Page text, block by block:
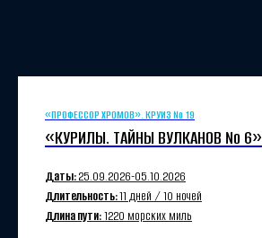
«ПРОФЕССОР ХРОМОВ». КРУИЗ № 19
«КУРИЛЫ. ТАЙНЫ ВУЛКАНОВ № 6»
Даты:25.09.2026-05.10.2026
Длительность:11 дней / 10 ночей
Длина пути:1220 морских миль